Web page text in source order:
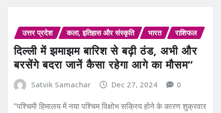
उत्तर प्रदेश कला, इतिहास और संस्कृति भारत राशिफल
दिल्ली में झमाझम बारिश से बढ़ी ठंड, अभी और
बरसेंगे बदरा जानें कैसा रहेगा आगे का मौसम”
Satvik Samachar Dec 27, 2024 0
“पश्चिमी हिमालय में नया पश्चिम विक्षोभ सक्रिय होने के कारण शुक्रवार